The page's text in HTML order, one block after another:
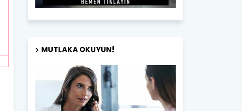
MUTLAKA OKUYUN!